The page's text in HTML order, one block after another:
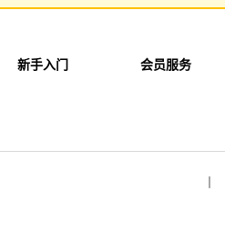
新手入门 会员服务